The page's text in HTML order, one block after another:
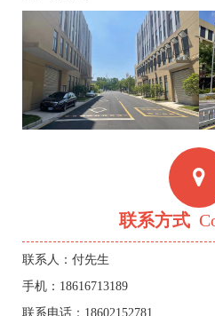
联系方式
联系人：付先生
手机：18616713189
联系电话：18602152781